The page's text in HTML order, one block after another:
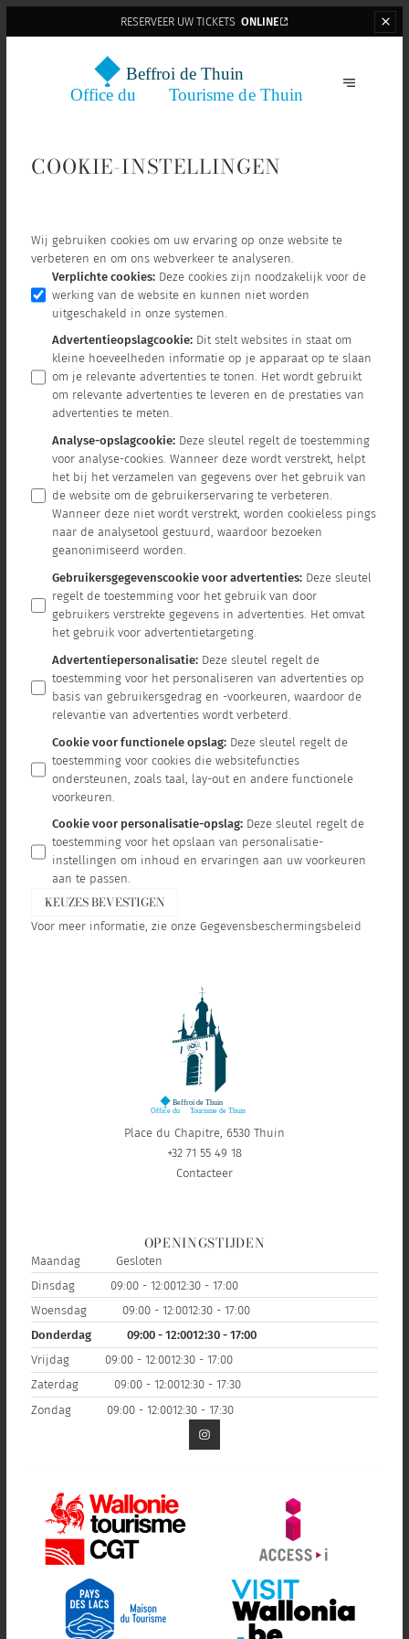
RESERVEER UW TICKETS ONLINE
COOKIE-INSTELLINGEN
Wij gebruiken cookies om uw ervaring op onze website te
verbeteren en om ons webverkeer te analyseren.
Verplichte cookies: Deze cookies zijn noodzakelijk voor de
werking van de website en kunnen niet worden
uitgeschakeld in onze systemen.
Advertentieopslagcookie: Dit stelt websites in staat om
kleine hoeveelheden informatie op je apparaat op te slaan
om je relevante advertenties te tonen. Het wordt gebruikt
om relevante advertenties te leveren en de prestaties van
advertenties te meten.
Analyse-opslagcookie: Deze sleutel regelt de toestemming
voor analyse-cookies. Wanneer deze wordt verstrekt, helpt
het bij het verzamelen van gegevens over het gebruik van
de website om de gebruikerservaring te verbeteren.
Wanneer deze niet wordt verstrekt, worden cookieless pings
naar de analysetool gestuurd, waardoor bezoeken
geanonimiseerd worden.
Gebruikersgegevenscookie voor advertenties: Deze sleutel
regelt de toestemming voor het gebruik van door
gebruikers verstrekte gegevens in advertenties. Het omvat
het gebruik voor advertentietargeting.
Advertentiepersonalisatie: Deze sleutel regelt de
toestemming voor het personaliseren van advertenties op
basis van gebruikersgedrag en -voorkeuren, waardoor de
relevantie van advertenties wordt verbeterd.
Cookie voor functionele opslag: Deze sleutel regelt de
toestemming voor cookies die websitefuncties
ondersteunen, zoals taal, lay-out en andere functionele
voorkeuren.
Cookie voor personalisatie-opslag: Deze sleutel regelt de
toestemming voor het opslaan van personalisatie-
instellingen om inhoud en ervaringen aan uw voorkeuren
aan te passen.
KEUZES BEVESTIGEN
Voor meer informatie, zie onze Gegevensbeschermingsbeleid
Place du Chapitre, 6530 Thuin
+32 71 55 49 18
Contacteer
OPENINGSTIJDEN
Maandag
Gesloten
Dinsdag
09:00 - 12:0012:30 - 17:00
Woensdag
09:00 - 12:0012:30 - 17:00
Donderdag
09:00 - 12:0012:30 - 17:00
Vrijdag
09:00 - 12:0012:30 - 17:00
Zaterdag
09:00 - 12:0012:30 - 17:30
Zondag
09:00 - 12:0012:30 - 17:30